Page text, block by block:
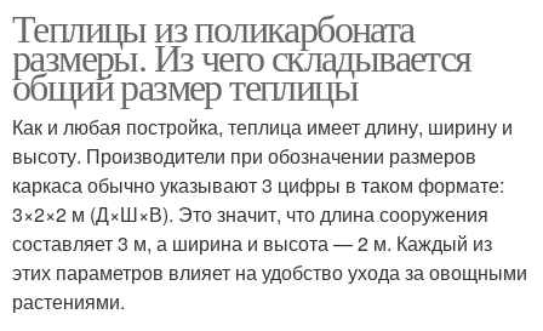
Теплицы из поликарбоната
размеры. Из чего складывается
общий размер теплицы
Как и любая постройка, теплица имеет длину, ширину и
высоту. Производители при обозначении размеров
каркаса обычно указывают 3 цифры в таком формате:
3×2×2 м (Д×Ш×В). Это значит, что длина сооружения
составляет 3 м, а ширина и высота — 2 м. Каждый из
этих параметров влияет на удобство ухода за овощными
растениями.